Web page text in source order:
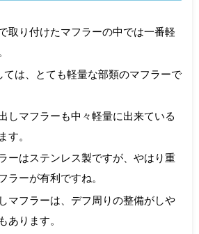
取り付けたマフラーの中では一番軽
は、とても軽量な部類のマフラーで
しマフラーも中々軽量に出来ている
す。
ーはステンレス製ですが、やはり重
ラーが有利ですね。
マフラーは、デフ周りの整備がしや
あります。